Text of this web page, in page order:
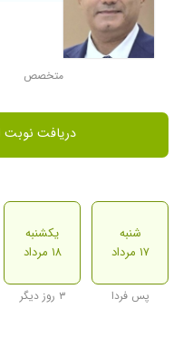
متخصص
دریافت نوبت
شنبه
۱۷ مرداد
پس فردا
یکشنبه
۱۸ مرداد
۳ روز دیگر